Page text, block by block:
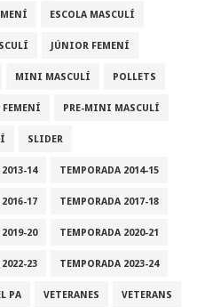
ESCOLA MASCULÍ
JÚNIOR FEMENÍ
MINI MASCULÍ POLLETS
PRE-MINI MASCULÍ
SLIDER
14 TEMPORADA 2014-15
17 TEMPORADA 2017-18
20 TEMPORADA 2020-21
23 TEMPORADA 2023-24
PA VETERANES VETERANS